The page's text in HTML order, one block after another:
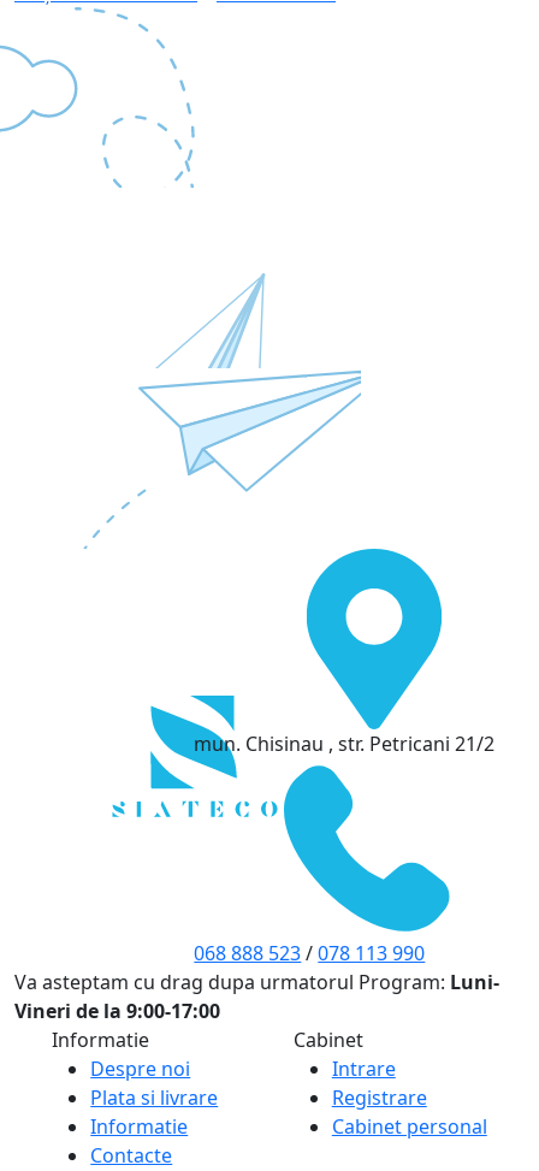
mun. Chisinau , str. Petricani 21/2
068 888 523/078 113 990
Va asteptam cu drag dupa urmatorul Program: Luni-
Vineri de la 9:00-17:00
Informatie
Despre noi
Plata si livrare
Informatie
Contacte
Cabinet
Intrare
Registrare
Cabinet personal